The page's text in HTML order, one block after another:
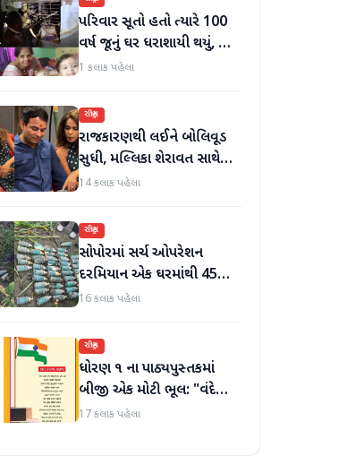
પરિવાર સૂતો હતો ત્યારે 100
વર્ષ જૂનું ઘર ધરાશાયી થયું, છ
લોકોના મોત
1 કલાક પહેલા
રાષ્ટ્રીય
રાજકારણથી લઈને બોલિવૂડ
સુધી, મલ્લિકા શેરાવત સાથે
જોવા મળ્યા તેજ પ્રતાપ યાદવ
14 કલાક પહેલા
રાષ્ટ્રીય
સોપોરમાં સર્ચ ઓપરેશન
દરમિયાન એક ઘરમાંથી 45
ગોળા મળી આવ્યા
16 કલાક પહેલા
રાષ્ટ્રીય
ધોરણ ૧ ના પાઠ્યપુસ્તકમાં
બીજી એક મોટી ભૂલ: "વંદે
ઉત્કલ જનની" શબ્દો અને
17 કલાક પહેલા